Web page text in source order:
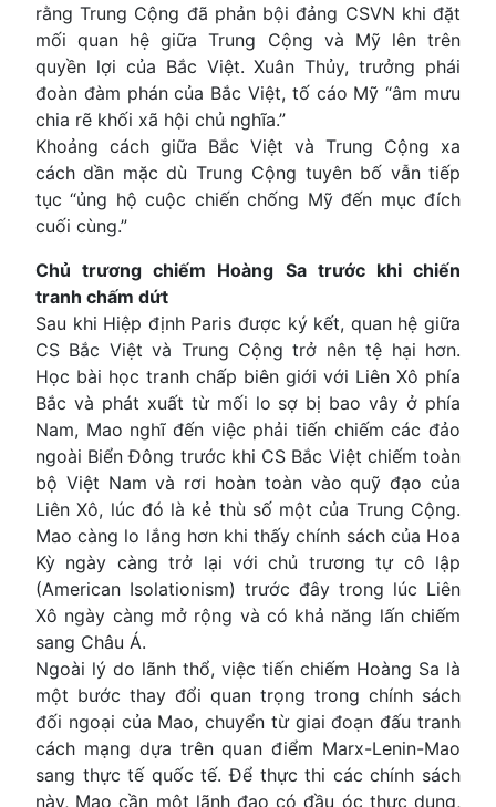
rằng Trung Cộng đã phản bội đảng CSVN khi đặt
mối quan hệ giữa Trung Cộng và Mỹ lên trên
quyền lợi của Bắc Việt. Xuân Thủy, trưởng phái
đoàn đàm phán của Bắc Việt, tố cáo Mỹ “âm mưu
chia rẽ khối xã hội chủ nghĩa.”
Khoảng cách giữa Bắc Việt và Trung Cộng xa
cách dần mặc dù Trung Cộng tuyên bố vẫn tiếp
tục “ủng hộ cuộc chiến chống Mỹ đến mục đích
cuối cùng.”
Chủ trương chiếm Hoàng Sa trước khi chiến
tranh chấm dứt
Sau khi Hiệp định Paris được ký kết, quan hệ giữa
CS Bắc Việt và Trung Cộng trở nên tệ hại hơn.
Học bài học tranh chấp biên giới với Liên Xô phía
Bắc và phát xuất từ mối lo sợ bị bao vây ở phía
Nam, Mao nghĩ đến việc phải tiến chiếm các đảo
ngoài Biển Đông trước khi CS Bắc Việt chiếm toàn
bộ Việt Nam và rơi hoàn toàn vào quỹ đạo của
Liên Xô, lúc đó là kẻ thù số một của Trung Cộng.
Mao càng lo lắng hơn khi thấy chính sách của Hoa
Kỳ ngày càng trở lại với chủ trương tự cô lập
(American Isolationism) trước đây trong lúc Liên
Xô ngày càng mở rộng và có khả năng lấn chiếm
sang Châu Á.
Ngoài lý do lãnh thổ, việc tiến chiếm Hoàng Sa là
một bước thay đổi quan trọng trong chính sách
đối ngoại của Mao, chuyển từ giai đoạn đấu tranh
cách mạng dựa trên quan điểm Marx-Lenin-Mao
sang thực tế quốc tế. Để thực thi các chính sách
này, Mao cần một lãnh đạo có đầu óc thực dụng,